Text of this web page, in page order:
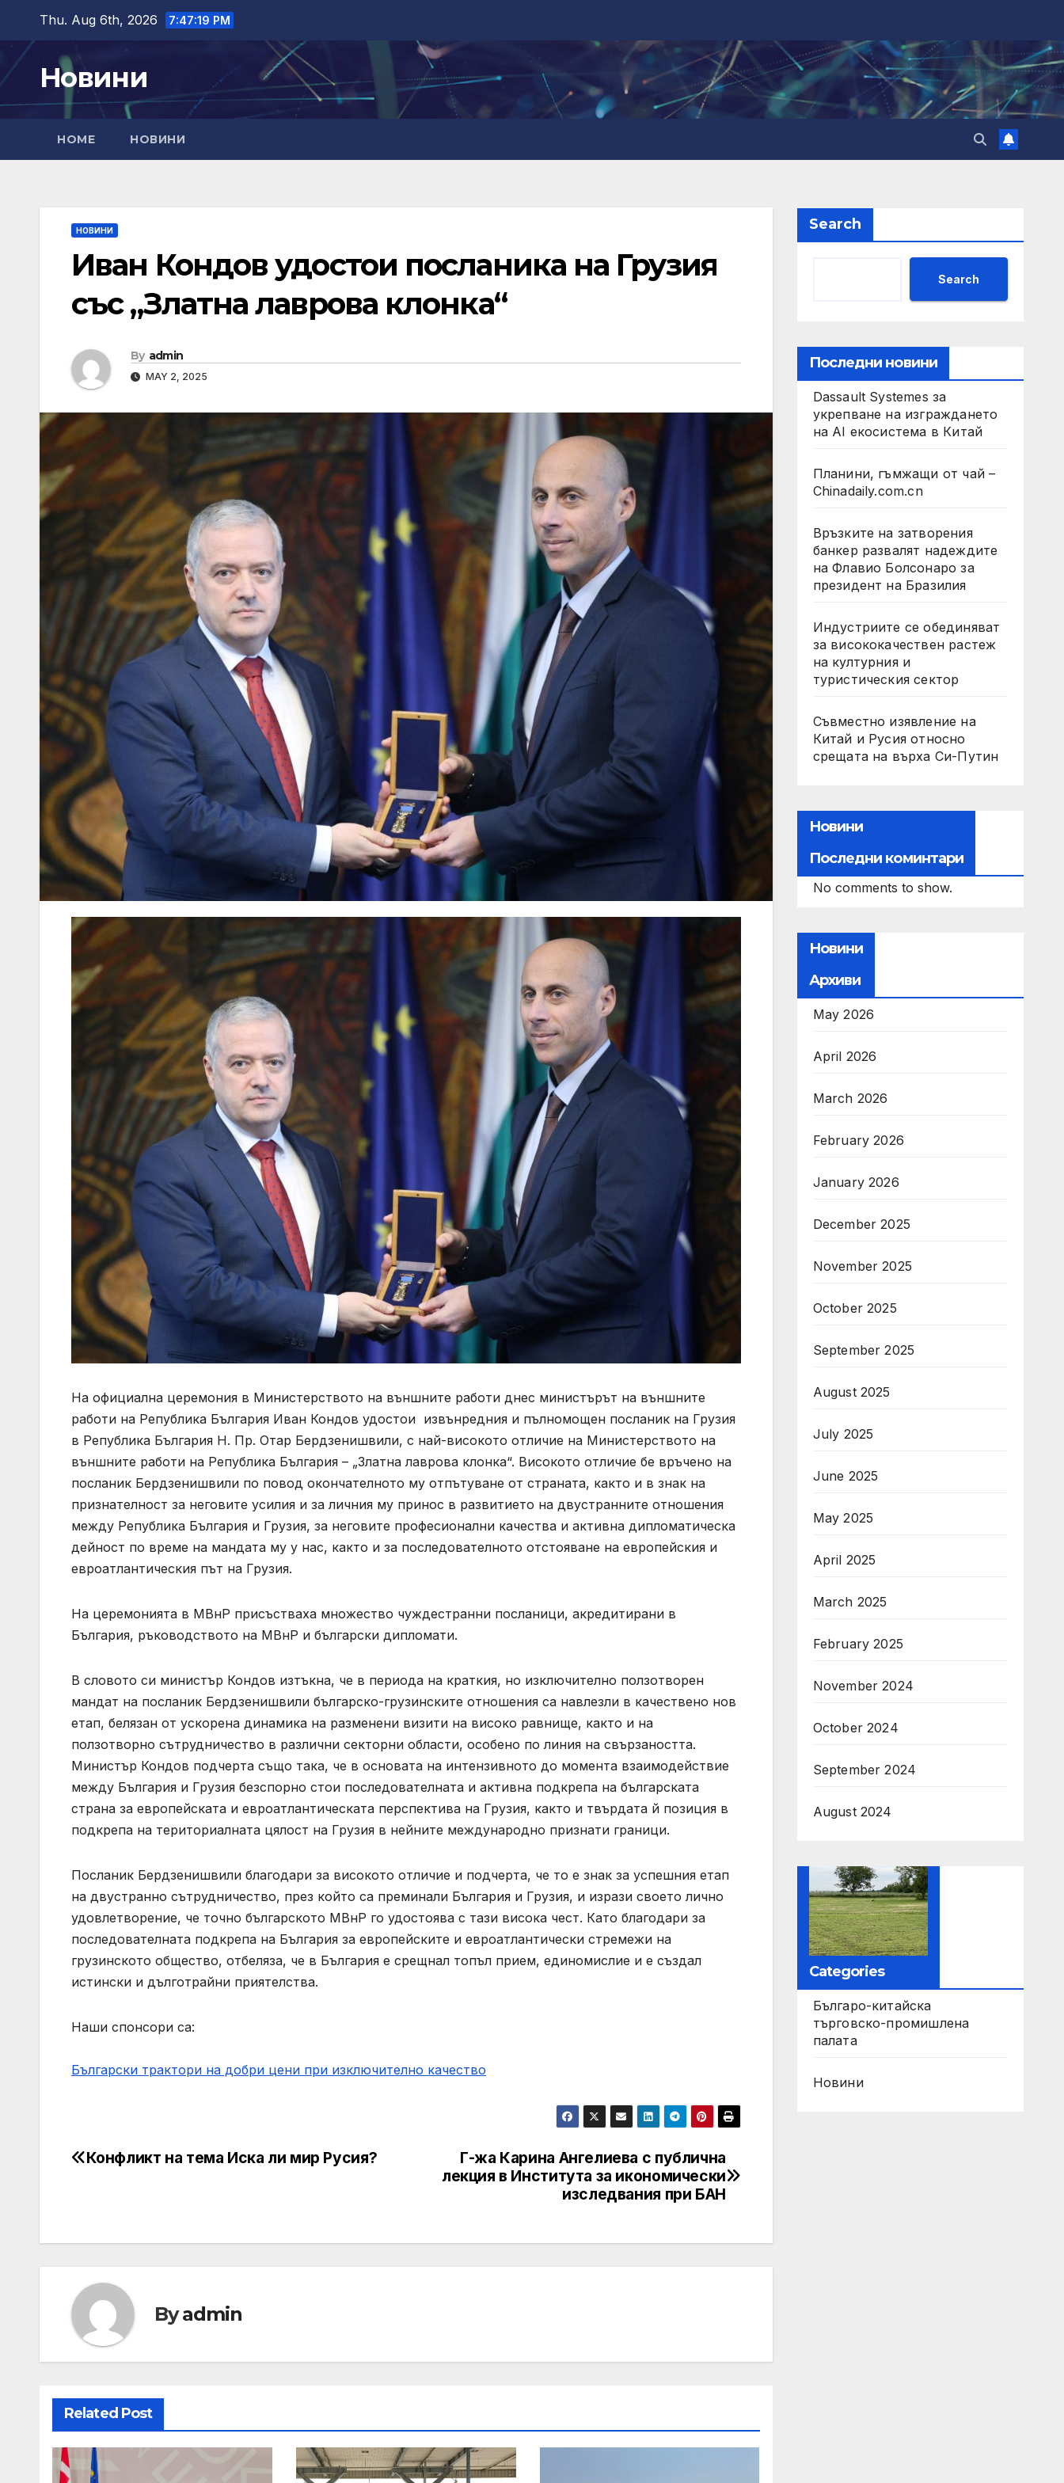
content
Thu. Aug 6th, 2026 7:47:20 PM
Новини
HOME НОВИНИ
НОВИНИ
Иван Кондов удостои посланика на Грузия
със „Златна лаврова клонка“
By admin
MAY 2, 2025
На официална церемония в Министерството на външните работи днес министърът на външните
работи на Република България Иван Кондов удостои извънредния и пълномощен посланик на Грузия
в Република България Н. Пр. Отар Бердзенишвили, с най-високото отличие на Министерството на
външните работи на Република България – „Златна лаврова клонка“. Високото отличие бе връчено на
посланик Бердзенишвили по повод окончателното му отпътуване от страната, както и в знак на
признателност за неговите усилия и за личния му принос в развитието на двустранните отношения
между Република България и Грузия, за неговите професионални качества и активна дипломатическа
дейност по време на мандата му у нас, както и за последователното отстояване на европейския и
евроатлантическия път на Грузия.
На церемонията в МВнР присъстваха множество чуждестранни посланици, акредитирани в
България, ръководството на МВнР и български дипломати.
В словото си министър Кондов изтъкна, че в периода на краткия, но изключително ползотворен
мандат на посланик Бердзенишвили българско-грузинските отношения са навлезли в качествено нов
етап, белязан от ускорена динамика на разменени визити на високо равнище, както и на
ползотворно сътрудничество в различни секторни области, особено по линия на свързаността.
Министър Кондов подчерта също така, че в основата на интензивното до момента взаимодействие
между България и Грузия безспорно стои последователната и активна подкрепа на българската
страна за европейската и евроатлантическата перспектива на Грузия, както и твърдата й позиция в
подкрепа на териториалната цялост на Грузия в нейните международно признати граници.
Посланик Бердзенишвили благодари за високото отличие и подчерта, че то е знак за успешния етап
на двустранно сътрудничество, през който са преминали България и Грузия, и изрази своето лично
удовлетворение, че точно българското МВнР го удостоява с тази висока чест. Като благодари за
последователната подкрепа на България за европейските и евроатлантически стремежи на
грузинското общество, отбеляза, че в България е срещнал топъл прием, единомислие и е създал
истински и дълготрайни приятелства.
Наши спонсори са:
Български трактори на добри цени при изключително качество
Post
Г-жа Карина Ангелиева с публична
лекция в Института за икономически
изследвания при БАН
Конфликт на тема Иска ли мир Русия?
Byadmin
Related Post
Search
Search
Последни новини
Dassault Systemes за
укрепване на изграждането
на AI екосистема в Китай
Планини, гъмжащи от чай –
Chinadaily.com.cn
Връзките на затворения
банкер развалят надеждите
на Флавио Болсонаро за
президент на Бразилия
Индустриите се обединяват
за висококачествен растеж
на културния и
туристическия сектор
Съвместно изявление на
Китай и Русия относно
срещата на върха Си-Путин
Новини
Последни коминтари
No comments to show.
Новини
Архиви
May 2026
April 2026
March 2026
February 2026
January 2026
December 2025
November 2025
October 2025
September 2025
August 2025
July 2025
June 2025
May 2025
April 2025
March 2025
February 2025
November 2024
October 2024
September 2024
August 2024
Categories
Българо-китайска
търговско-промишлена
палата
Новини